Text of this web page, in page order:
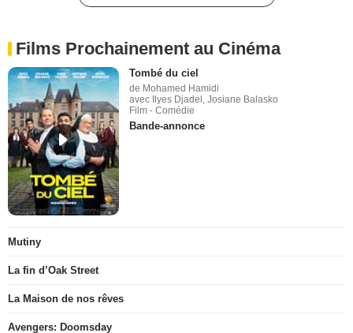
Films Prochainement au Cinéma
Tombé du ciel
de Mohamed Hamidi
avec Ilyes Djadel, Josiane Balasko
Film - Comédie
Bande-annonce
Mutiny
La fin d’Oak Street
La Maison de nos rêves
Avengers: Doomsday